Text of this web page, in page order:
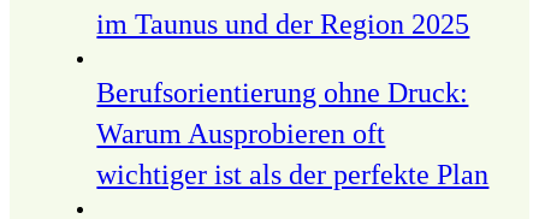
im Taunus und der Region 2025
Berufsorientierung ohne Druck:
Warum Ausprobieren oft
wichtiger ist als der perfekte Plan